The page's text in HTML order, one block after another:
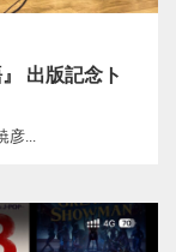
出版記念ト
...